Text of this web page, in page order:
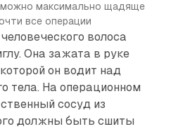
максимально щадяще
все операции
волоса
Она зажата в руке
он водит над
тела. На операционном
сосуд из
должны быть сшиты